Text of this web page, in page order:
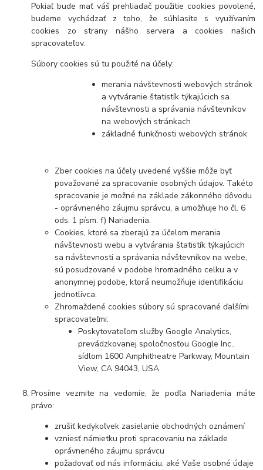
Pokiaľ bude mať váš prehliadač použitie cookies povolené,
budeme vychádzať z toho, že súhlasíte s využívaním
cookies zo strany nášho servera a cookies našich
spracovateľov.
Súbory cookies sú tu použité na účely:
merania návštevnosti webových stránok
a vytváranie štatistík týkajúcich sa
návštevnosti a správania návštevníkov
na webových stránkach
základné funkčnosti webových stránok
Zber cookies na účely uvedené vyššie môže byť
považované za spracovanie osobných údajov. Takéto
spracovanie je možné na základe zákonného dôvodu
- oprávneného záujmu správcu, a umožňuje ho čl. 6
ods. 1 písm. f) Nariadenia.
Cookies, ktoré sa zberajú za účelom merania
návštevnosti webu a vytvárania štatistík týkajúcich
sa návštevnosti a správania návštevníkov na webe,
sú posudzované v podobe hromadného celku a v
anonymnej podobe, ktorá neumožňuje identifikáciu
jednotlivca.
Zhromaždené cookies súbory sú spracované ďalšími
spracovateľmi:
Poskytovateľom služby Google Analytics,
prevádzkovanej spoločnosťou Google Inc.,
sídlom 1600 Amphitheatre Parkway, Mountain
View, CA 94043, USA
Prosíme vezmite na vedomie, že podľa Nariadenia máte
právo:
zrušiť kedykoľvek zasielanie obchodných oznámení
vzniesť námietku proti spracovaniu na základe
oprávneného záujmu správcu
požadovať od nás informáciu, aké Vaše osobné údaje